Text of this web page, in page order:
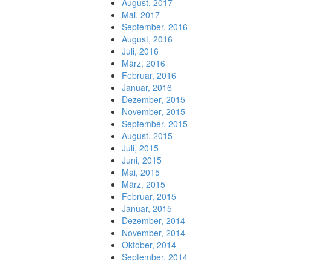
Mai, 2017
September, 2016
August, 2016
Juli, 2016
März, 2016
Februar, 2016
Januar, 2016
Dezember, 2015
November, 2015
September, 2015
August, 2015
Juli, 2015
Juni, 2015
Mai, 2015
März, 2015
Februar, 2015
Januar, 2015
Dezember, 2014
November, 2014
Oktober, 2014
September, 2014